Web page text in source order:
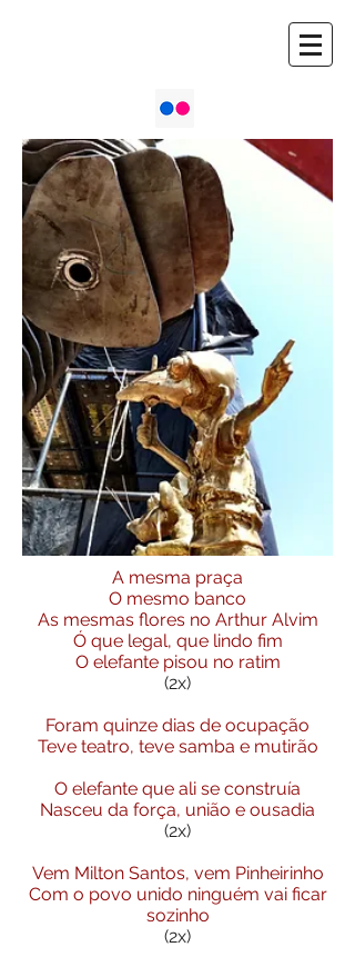
A mesma praça
O mesmo banco
As mesmas flores no Arthur Alvim
Ó que legal, que lindo fim
O elefante pisou no ratim
(2x)
Foram quinze dias de ocupação
Teve teatro, teve samba e mutirão
O elefante que ali se construía
Nasceu da força, união e ousadia
(2x)
Vem Milton Santos, vem Pinheirinho
Com o povo unido ninguém vai ficar
sozinho
(2x)